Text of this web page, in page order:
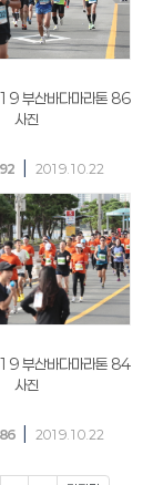
부산바다마라톤 86
사진
2019.10.22
부산바다마라톤 84
사진
2019.10.22